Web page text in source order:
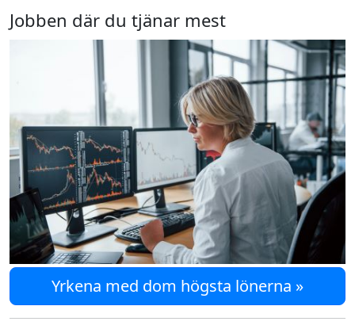
Jobben där du tjänar mest
Yrkena med dom högsta lönerna »